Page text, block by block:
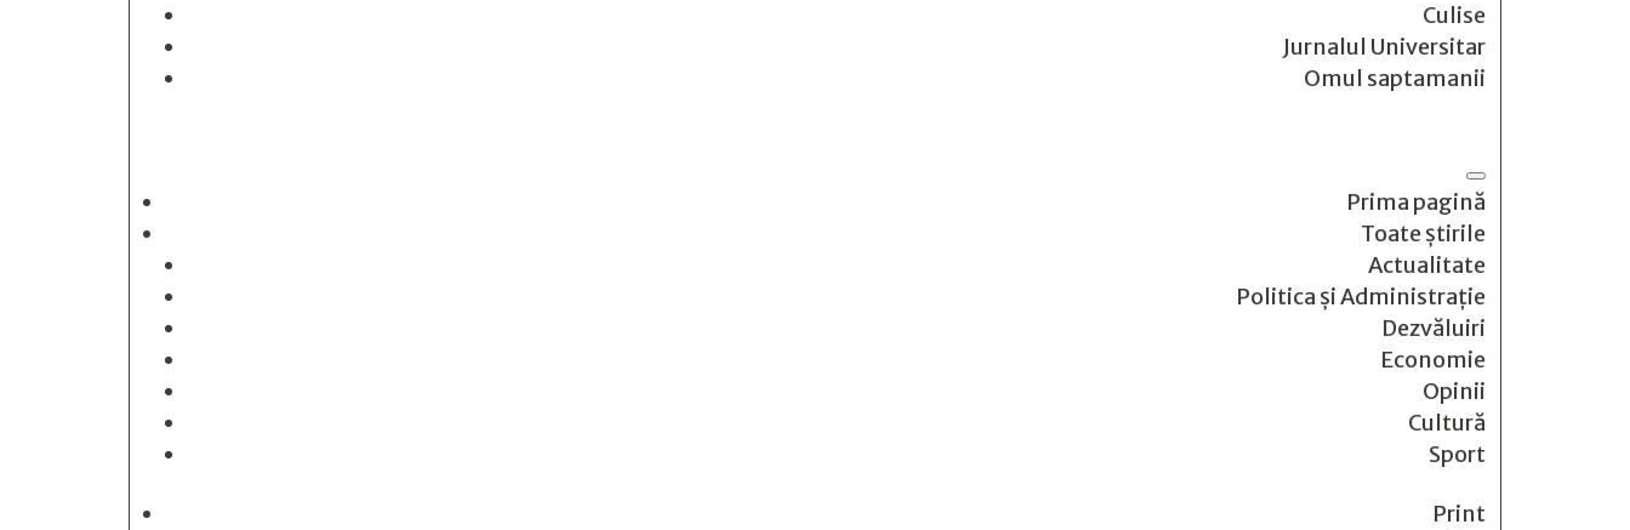
Culise
Jurnalul Universitar
Omul saptamanii
Prima pagină
Toate știrile
Actualitate
Politica și Administrație
Dezvăluiri
Economie
Opinii
Cultură
Sport
Print